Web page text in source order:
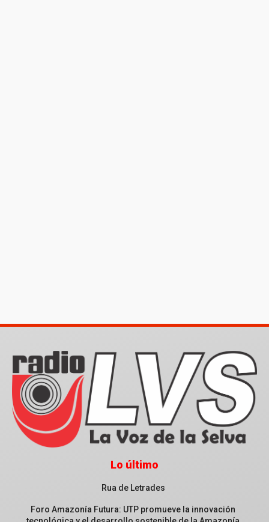
Lo último
Rua de Letrades
Foro Amazonía Futura: UTP promueve la innovación